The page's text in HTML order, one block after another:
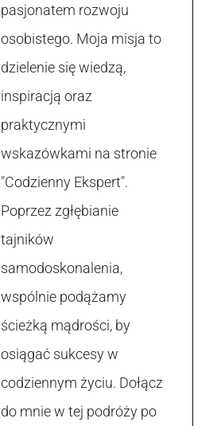
pasjonatem rozwoju
osobistego. Moja misja to
dzielenie się wiedzą,
inspiracją oraz
praktycznymi
wskazówkami na stronie
"Codzienny Ekspert".
Poprzez zgłębianie
tajników
samodoskonalenia,
wspólnie podążamy
ścieżką mądrości, by
osiągać sukcesy w
codziennym życiu. Dołącz
do mnie w tej podróży po